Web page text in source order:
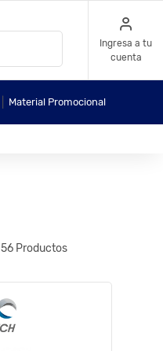
Ingresa a tu
cuenta
Material Promocional
56 Productos